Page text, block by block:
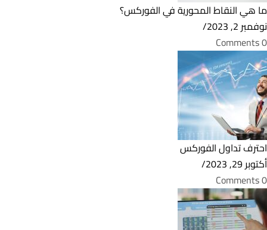
ما هي النقاط المحورية في الفوركس؟
نوفمبر 2, 2023
/
0 Comments
احترف تداول الفوركس
أكتوبر 29, 2023
/
0 Comments